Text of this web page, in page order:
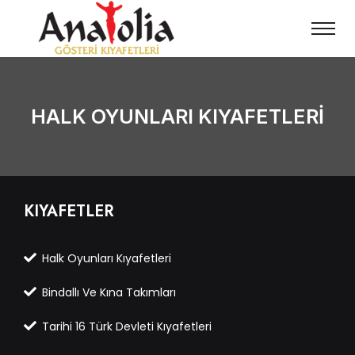
HALK OYUNLARI KIYAFETLERİ
KIYAFETLER
Halk Oyunları Kıyafetleri
Bindallı Ve Kına Takımları
Tarihi 16 Türk Devleti Kıyafetleri